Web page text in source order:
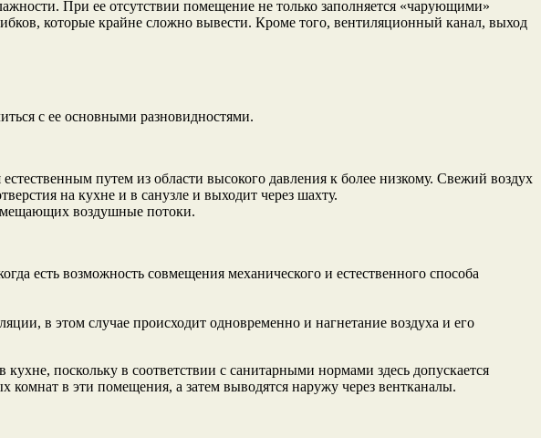
При ее отсутствии помещение не только заполняется «чарующими»
которые крайне сложно вывести. Кроме того, вентиляционный канал, выход
с ее основными разновидностями.
путем из области высокого давления к более низкому. Свежий воздух
на кухне и в санузле и выходит через шахту.
воздушные потоки.
есть возможность совмещения механического и естественного способа
в этом случае происходит одновременно и нагнетание воздуха и его
поскольку в соответствии с санитарными нормами здесь допускается
в эти помещения, а затем выводятся наружу через вентканалы.